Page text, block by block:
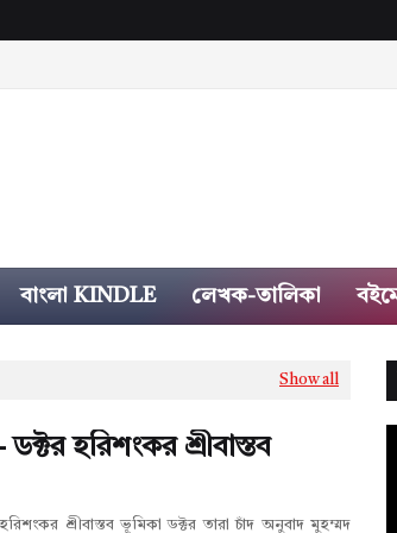
বাংলা KINDLE লেখক-তালিকা
Show all
হরিশংকর শ্রীবাস্তব
শ্রীবাস্তব ভূমিকা ডক্টর তারা চাঁদ অনুবাদ মুহম্মদ